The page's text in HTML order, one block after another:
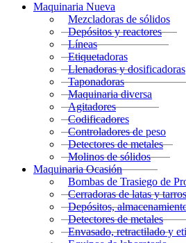
Maquinaria Nueva
Mezcladoras de sólidos
Depósitos y reactores
Líneas
Etiquetadoras
Llenadoras y dosificadoras
Taponadoras
Maquinaria diversa
Agitadores
Codificadores
Controladores de peso
Detectores de metales
Molinos de sólidos
Maquinaria Ocasión
Bombas de Trasiego de
Cerradoras de latas y tarros
Depósitos,
Detectores de metales
Envasado, retractilado y